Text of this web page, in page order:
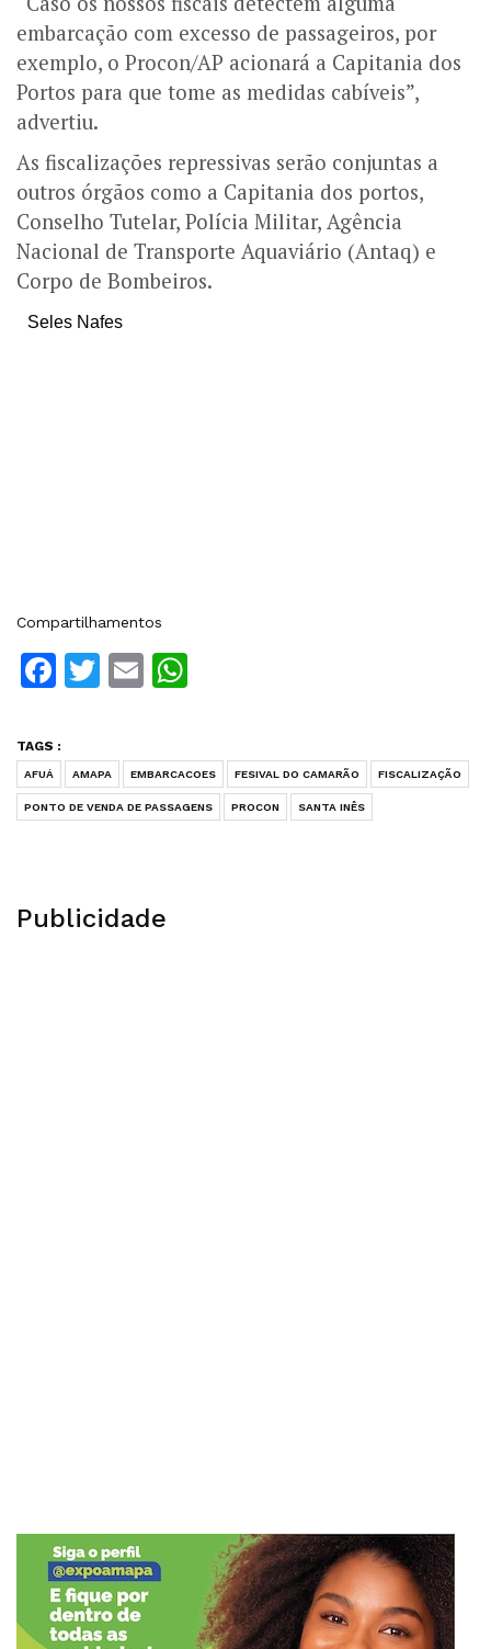
embarcação com excesso de passageiros, por
exemplo, o Procon/AP acionará a Capitania dos
Portos para que tome as medidas cabíveis”,
advertiu.
As fiscalizações repressivas serão conjuntas a
outros órgãos como a Capitania dos portos,
Conselho Tutelar, Polícia Militar, Agência
Nacional de Transporte Aquaviário (Antaq) e
Corpo de Bombeiros.
Seles Nafes
Compartilhamentos
Facebook
Twitter
Email
TAGS :
AFUÁ AMAPA EMBARCACOES FESIVAL DO CAMARÃO FISCALIZAÇÃO
PONTO DE VENDA DE PASSAGENS PROCON SANTA INÊS
Publicidade